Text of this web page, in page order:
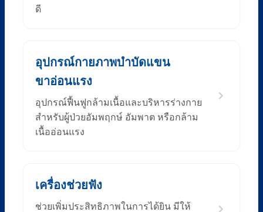
ดี
อุปกรณ์กายภาพบำบัดแขน
ขาอ่อนแรง
อุปกรณ์ฟื้นฟูกล้ามเนื้อและบริหารร่างกาย
สำหรับผู้ป่วยอัมพฤกษ์ อัมพาต หรือกล้าม
เนื้ออ่อนแรง
เครื่องช่วยฟัง
ช่วยเพิ่มประสิทธิภาพในการได้ยิน มีให้